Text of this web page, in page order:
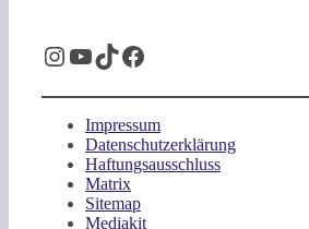
Instagram
YouTube
TikTok
Facebook
Impressum
Datenschutzerklärung
Haftungsausschluss
Matrix
Sitemap
Mediakit